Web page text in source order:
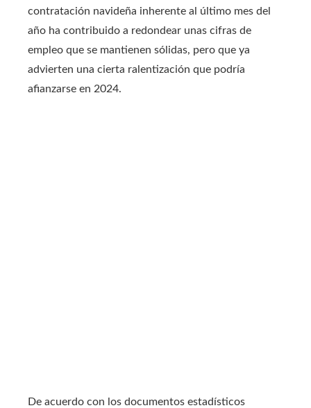
contratación navideña inherente al último mes del
año ha contribuido a redondear unas cifras de
empleo que se mantienen sólidas, pero que ya
advierten una cierta ralentización que podría
afianzarse en 2024.
De acuerdo con los documentos estadísticos